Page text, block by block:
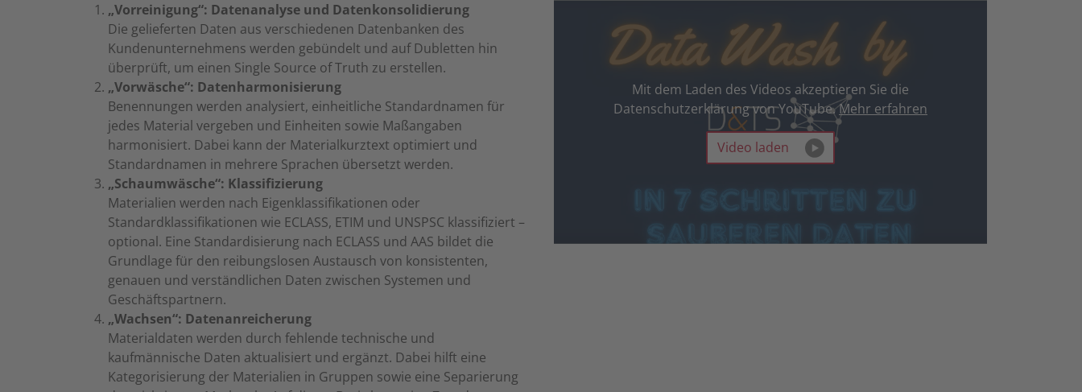
„Vorreinigung“: Datenanalyse und Datenkonsolidierung
Die gelieferten Daten aus verschiedenen Datenbanken des
Kundenunternehmens werden gebündelt und auf Dubletten hin
überprüft, um einen Single Source of Truth zu erstellen.
„Vorwäsche“: Datenharmonisierung
Benennungen werden analysiert, einheitliche Standardnamen für
jedes Material vergeben und Einheiten sowie Maßangaben
harmonisiert. Dabei kann der Materialkurztext optimiert und
Standardnamen in mehrere Sprachen übersetzt werden.
„Schaumwäsche“: Klassifizierung
Materialien werden nach Eigenklassifikationen oder
Standardklassifikationen wie ECLASS, ETIM und UNSPSC klassifiziert –
optional. Eine Standardisierung nach ECLASS und AAS bildet die
Grundlage für den reibungslosen Austausch von konsistenten,
genauen und verständlichen Daten zwischen Systemen und
Geschäftspartnern.
„Wachsen“: Datenanreicherung
Materialdaten werden durch fehlende technische und
kaufmännische Daten aktualisiert und ergänzt. Dabei hilft eine
Kategorisierung der Materialien in Gruppen sowie eine Separierung
Mit dem Laden des Videos akzeptieren Sie die
Datenschutzerklärung von YouTube.Mehr erfahren
Video laden